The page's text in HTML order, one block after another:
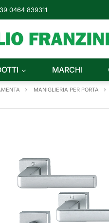
0464 839311
MARCHI
MANIGLIERIA PER PORTA